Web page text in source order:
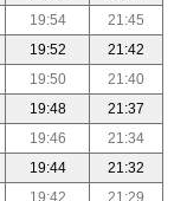
19:54
21:45
19:52
21:42
19:50
21:40
19:48
21:37
19:46
21:34
19:44
21:32
19:42 21:29